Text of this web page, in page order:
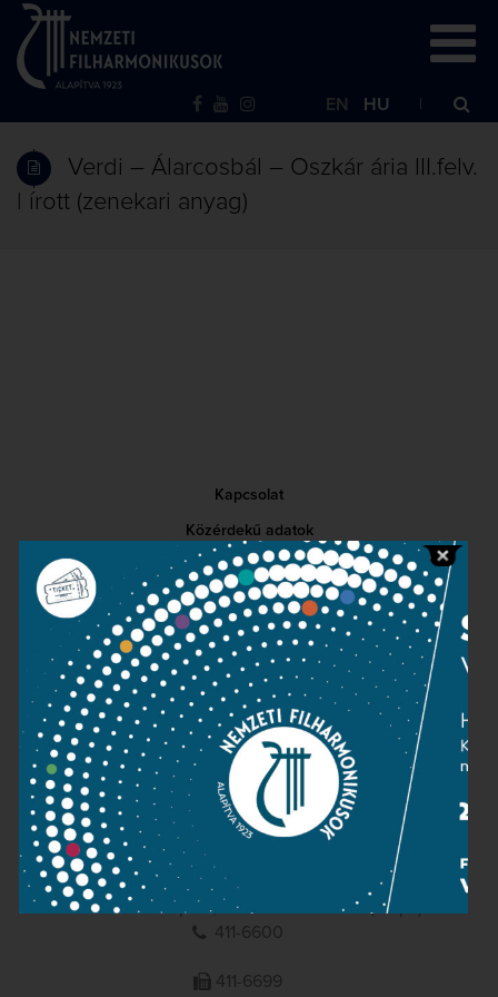
EN HU
Verdi – Álarcosbál – Oszkár ária III.felv.
| írott (zenekari anyag)
Kapcsolat
Közérdekű adatok
Sajtószoba
Adatvédelem
Impresszum
NEMZETI
FILHARMONIKUSOK
1095 Budapest, Komor Marcell u. 1. (Müpa)
411-6600
411-6699